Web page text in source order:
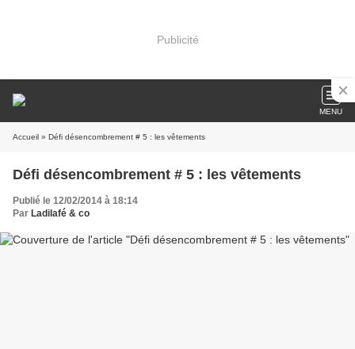
Publicité
MENU
Accueil » Défi désencombrement # 5 : les vêtements
Défi désencombrement # 5 : les vêtements
Publié le 12/02/2014 à 18:14
Par Ladilafé & co